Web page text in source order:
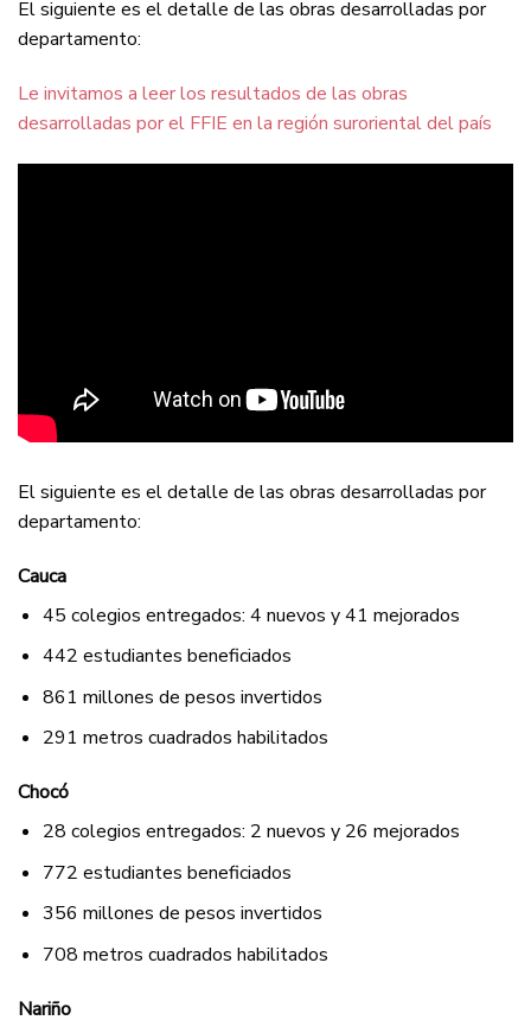
El siguiente es el detalle de las obras desarrolladas por
departamento:
Le invitamos a leer los resultados de las obras
desarrolladas por el FFIE en la región suroriental del país
El siguiente es el detalle de las obras desarrolladas por
departamento:
Cauca
45 colegios entregados: 4 nuevos y 41 mejorados
442 estudiantes beneficiados
861 millones de pesos invertidos
291 metros cuadrados habilitados
Chocó
28 colegios entregados: 2 nuevos y 26 mejorados
772 estudiantes beneficiados
356 millones de pesos invertidos
708 metros cuadrados habilitados
Nariño